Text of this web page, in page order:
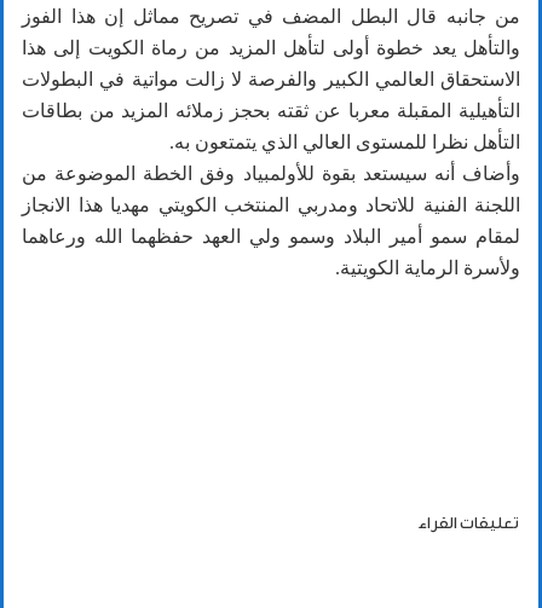
من جانبه قال البطل المضف في تصريح مماثل إن هذا الفوز
والتأهل يعد خطوة أولى لتأهل المزيد من رماة الكويت إلى هذا
الاستحقاق العالمي الكبير والفرصة لا زالت مواتية في البطولات
التأهيلية المقبلة معربا عن ثقته بحجز زملائه المزيد من بطاقات
التأهل نظرا للمستوى العالي الذي يتمتعون به.
وأضاف أنه سيستعد بقوة للأولمبياد وفق الخطة الموضوعة من
اللجنة الفنية للاتحاد ومدربي المنتخب الكويتي مهديا هذا الانجاز
لمقام سمو أمير البلاد وسمو ولي العهد حفظهما الله ورعاهما
ولأسرة الرماية الكويتية.
تعليقات القراء